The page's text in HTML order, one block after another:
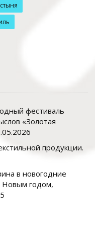
фестиваль
«Золотая
продукции.
в новогодние
Новым годом,